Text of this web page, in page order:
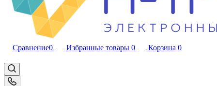
Сравнение0 Избранные товары 0 Корзина 0